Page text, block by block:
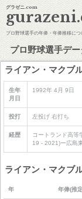
グラゼニ.com
プロ野球選手の年俸・年俸推移につ
プロ野球選手デー
ライアン・マクブ
生年
月日
1992年 4月 9日
投打 左投げ 右打ち
経歴
コートランド高等
19 - 2021)ー広島
ライアン・マクブ
年 年俸(推